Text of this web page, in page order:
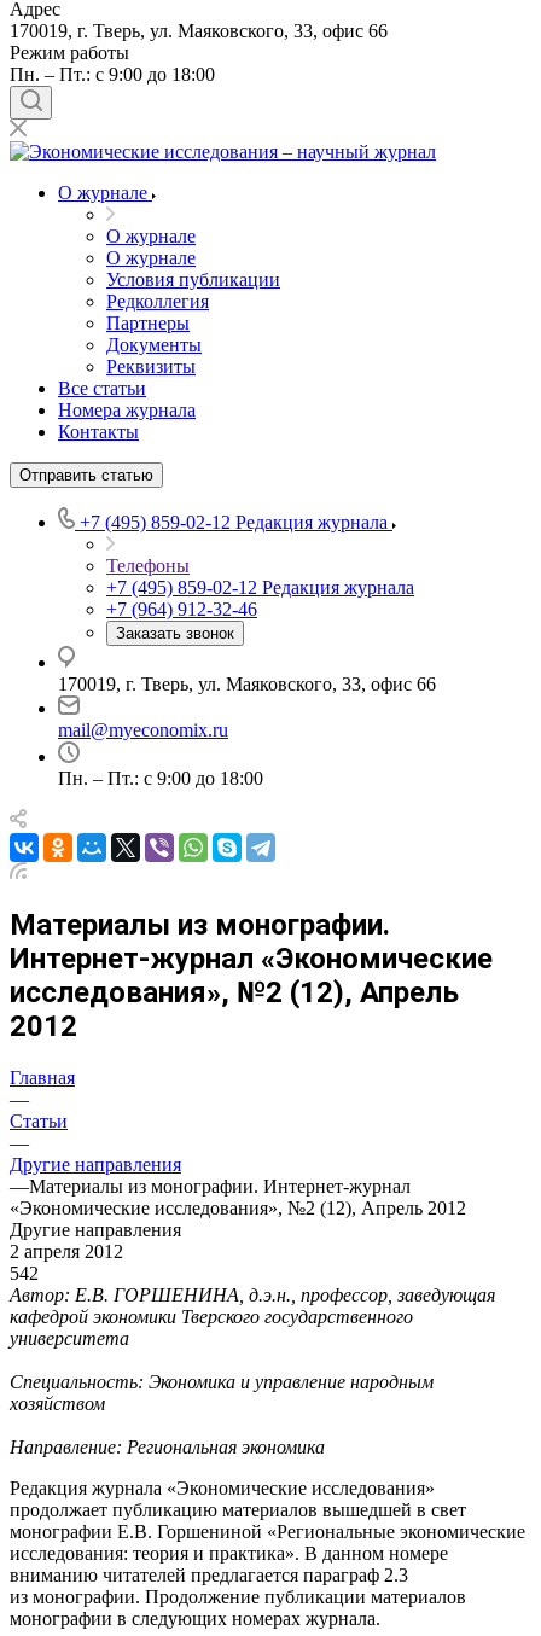
Адрес
170019, г. Тверь, ул. Маяковского, 33, офис 66
Режим работы
Пн. – Пт.: с 9:00 до 18:00
О журнале
О журнале
О журнале
Условия публикации
Редколлегия
Партнеры
Документы
Реквизиты
Все статьи
Номера журнала
Контакты
Отправить статью
+7 (495) 859-02-12 Редакция журнала
Телефоны
+7 (495) 859-02-12 Редакция журнала
+7 (964) 912-32-46
Заказать звонок
170019, г. Тверь, ул. Маяковского, 33, офис 66
mail@myeconomix.ru
Пн. – Пт.: с 9:00 до 18:00
Материалы из монографии.
Интернет-журнал «Экономические
исследования», №2 (12), Апрель
2012
Главная
—
Статьи
—
Другие направления
—Материалы из монографии. Интернет-журнал
«Экономические исследования», №2 (12), Апрель 2012
Другие направления
2 апреля 2012
542
Автор: Е.В. ГОРШЕНИНА, д.э.н., профессор, заведующая
кафедрой экономики Тверского государственного
университета
Специальность: Экономика и управление народным
хозяйством
Направление: Региональная экономика
Редакция журнала «Экономические исследования»
продолжает публикацию материалов вышедшей в свет
монографии Е.В. Горшениной «Региональные экономические
исследования: теория и практика». В данном номере
вниманию читателей предлагается параграф 2.3
из монографии. Продолжение публикации материалов
монографии в следующих номерах журнала.